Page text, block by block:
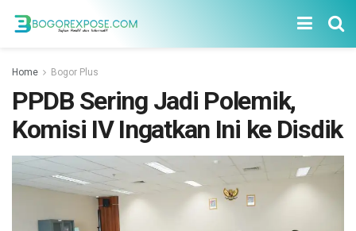
Home Bogor Plus
PPDB Sering Jadi Polemik,
Komisi IV Ingatkan Ini ke Disdik